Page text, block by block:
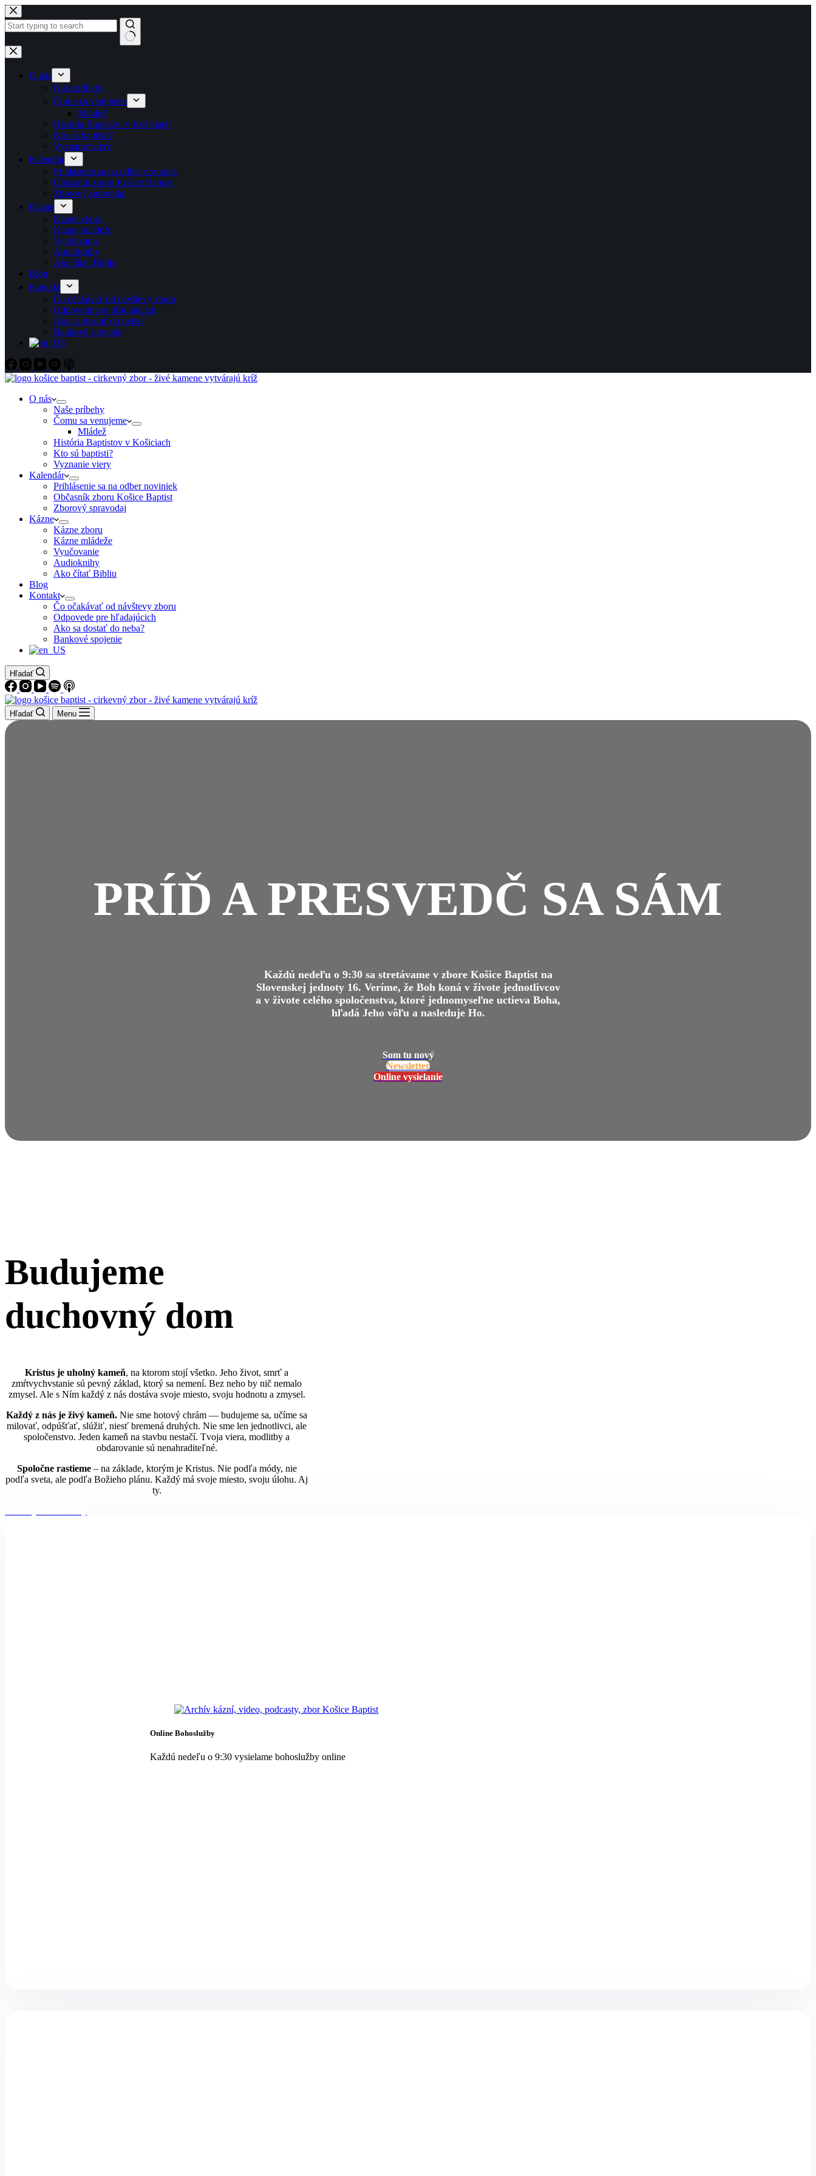
Skip to content
No results
O nás
Naše príbehy
Čomu sa venujeme
Mládež
História Baptistov v Košiciach
Kto sú baptisti?
Vyznanie viery
Kalendár
Prihlásenie sa na odber noviniek
Občasník zboru Košice Baptist
Zborový spravodaj
Kázne
Kázne zboru
Kázne mládeže
Vyučovanie
Audioknihy
Ako čítať Bibliu
Blog
Kontakt
Čo očakávať od návštevy zboru
Odpovede pre hľadajúcich
Ako sa dostať do neba?
Bankové spojenie
O nás
Naše príbehy
Čomu sa venujeme
Mládež
História Baptistov v Košiciach
Kto sú baptisti?
Vyznanie viery
Kalendár
Prihlásenie sa na odber noviniek
Občasník zboru Košice Baptist
Zborový spravodaj
Kázne
Kázne zboru
Kázne mládeže
Vyučovanie
Audioknihy
Ako čítať Bibliu
Blog
Kontakt
Čo očakávať od návštevy zboru
Odpovede pre hľadajúcich
Ako sa dostať do neba?
Bankové spojenie
Hľadať
Hľadať Menu
PRÍĎ A PRESVEDČ SA SÁM
Každú nedeľu o 9:30 sa stretávame v zbore Košice Baptist na
Slovenskej jednoty 16. Veríme, že Boh koná v živote jednotlivcov
a v živote celého spoločenstva, ktoré jednomyseľne uctieva Boha,
hľadá Jeho vôľu a nasleduje Ho.
Som tu nový
Newsletter
Online vysielanie
Budujeme
duchovný dom
Kristus je uholný kameň, na ktorom stojí všetko. Jeho život, smrť a
zmŕtvychvstanie sú pevný základ, ktorý sa nemení. Bez neho by nič nemalo
zmysel. Ale s Ním každý z nás dostáva svoje miesto, svoju hodnotu a zmysel.
Každý z nás je živý kameň. Nie sme hotový chrám — budujeme sa, učíme sa
milovať, odpúšťať, slúžiť, niesť bremená druhých. Nie sme len jednotlivci, ale
spoločenstvo. Jeden kameň na stavbu nestačí. Tvoja viera, modlitby a
obdarovanie sú nenahraditeľné.
Spoločne rastieme– na základe, ktorým je Kristus. Nie podľa módy, nie
podľa sveta, ale podľa Božieho plánu. Každý má svoje miesto, svoju úlohu. Aj
ty.
Online Bohoslužby
Každú nedeľu o 9:30 vysielame bohoslužby online